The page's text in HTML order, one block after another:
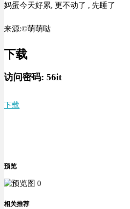
妈蛋今天好累, 更不动了 , 先睡了
来源:©萌萌哒
下载
访问密码: 56it
下载
预览
相关推荐